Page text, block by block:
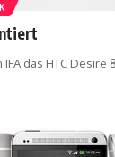
das HTC Desire